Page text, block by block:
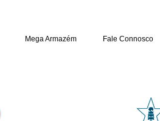
Mega Armazém Fale Connosco